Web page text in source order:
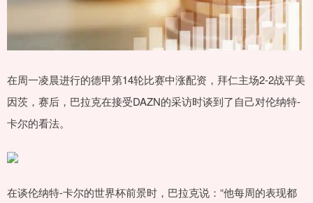
在周一凌晨进行的德甲第14轮比赛中涨配资，拜仁主场2-2战平美
因茨，赛后，巴拉克在接受DAZN的采访时谈到了自己对伦纳特-
卡尔的看法。
在谈伦纳特-卡尔的世界杯前景时，巴拉克说：“他每周的表现都